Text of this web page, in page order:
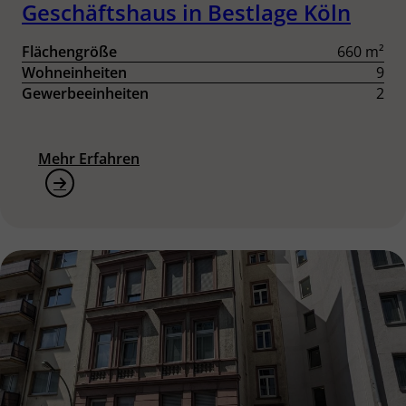
Geschäftshaus in Bestlage Köln
Flächengröße
660 m²
Wohneinheiten
9
Gewerbeeinheiten
2
Mehr Erfahren